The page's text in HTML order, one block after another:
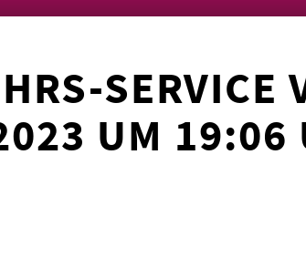
SERVICE
UM 19:06